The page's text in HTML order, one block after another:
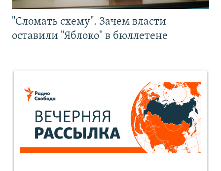
"Сломать схему". Зачем власти
оставили "Яблоко" в бюллетене